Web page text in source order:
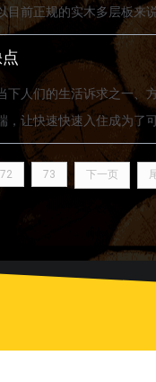
前正规的实木多层板来
下人们的生活诉求之一
让快速快速入住成为
72 73 下一页